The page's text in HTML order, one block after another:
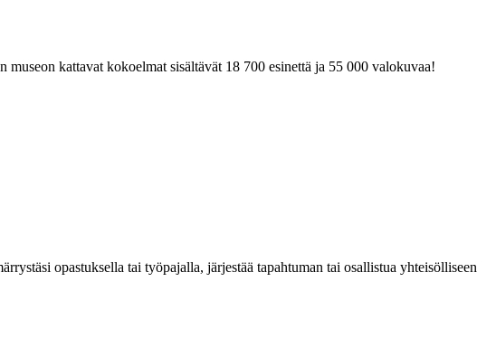
kattavat kokoelmat sisältävät 18 700 esinettä ja 55 000 valokuvaa!
opastuksella tai työpajalla, järjestää tapahtuman tai osallistua yhteisölliseen